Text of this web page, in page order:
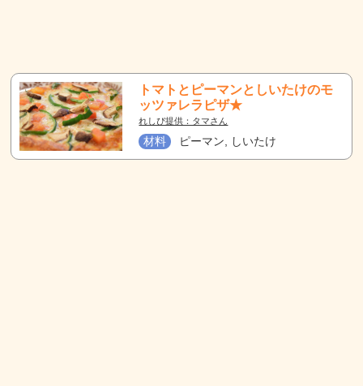
トマトとピーマンとしいたけのモ
ッツァレラピザ★
れしぴ提供：タマさん
材料 ピーマン, しいたけ